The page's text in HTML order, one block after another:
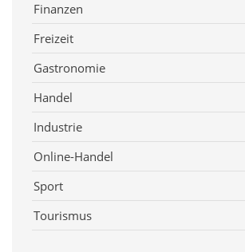
Finanzen
Freizeit
Gastronomie
Handel
Industrie
Online-Handel
Sport
Tourismus